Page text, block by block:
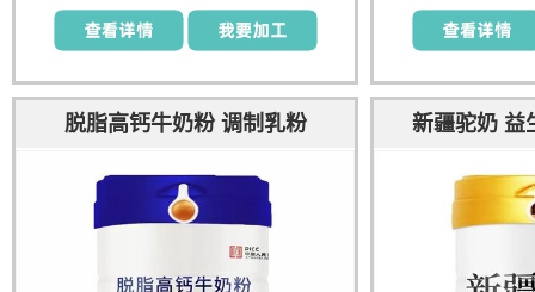
脱脂高钙牛奶粉 调制乳粉 新疆驼奶 益